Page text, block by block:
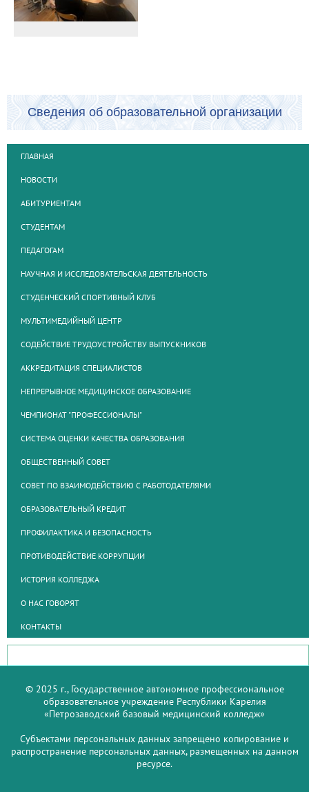
Сведения об образовательной организации
ГЛАВНАЯ
НОВОСТИ
АБИТУРИЕНТАМ
СТУДЕНТАМ
ПЕДАГОГАМ
НАУЧНАЯ И ИССЛЕДОВАТЕЛЬСКАЯ ДЕЯТЕЛЬНОСТЬ
СТУДЕНЧЕСКИЙ СПОРТИВНЫЙ КЛУБ
МУЛЬТИМЕДИЙНЫЙ ЦЕНТР
СОДЕЙСТВИЕ ТРУДОУСТРОЙСТВУ ВЫПУСКНИКОВ
АККРЕДИТАЦИЯ СПЕЦИАЛИСТОВ
НЕПРЕРЫВНОЕ МЕДИЦИНСКОЕ ОБРАЗОВАНИЕ
ЧЕМПИОНАТ "ПРОФЕССИОНАЛЫ"
СИСТЕМА ОЦЕНКИ КАЧЕСТВА ОБРАЗОВАНИЯ
ОБЩЕСТВЕННЫЙ СОВЕТ
СОВЕТ ПО ВЗАИМОДЕЙСТВИЮ С РАБОТОДАТЕЛЯМИ
ОБРАЗОВАТЕЛЬНЫЙ КРЕДИТ
ПРОФИЛАКТИКА И БЕЗОПАСНОСТЬ
ПРОТИВОДЕЙСТВИЕ КОРРУПЦИИ
ИСТОРИЯ КОЛЛЕДЖА
О НАС ГОВОРЯТ
КОНТАКТЫ
© 2025 г., Государственное автономное профессиональное
образовательное учреждение Республики Карелия
«Петрозаводский базовый медицинский колледж»
Субъектами персональных данных запрещено копирование и
распространение персональных данных, размещенных на данном
ресурсе.